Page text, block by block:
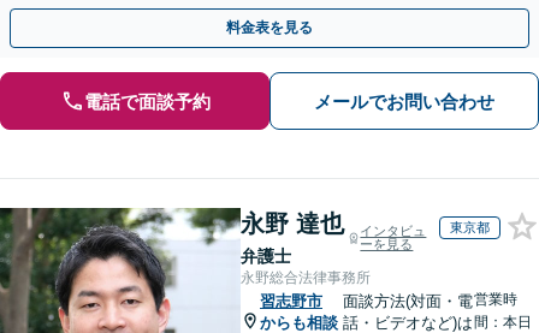
目指します
料金表を見る
電話で面談予約 メールでお問い合わせ
永野 達也
弁護士
インタビュ
ーを見る
東京都
永野総合法律事務所
習志野市
からも相談
面談方法(対面・電
話・ビデオなど)は
営業時
間：本日